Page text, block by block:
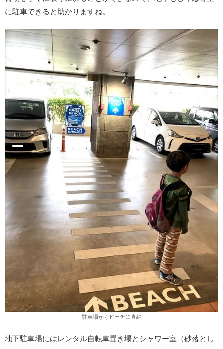
に駐車できると助かりますね。
駐車場からビーチに直結
地下駐車場にはレンタル自転車置き場とシャワー室（砂落とし